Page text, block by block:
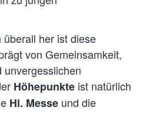
her ist diese
von Gemeinsamkeit,
Höhepunkte ist natürlich
Hl. Messe und die